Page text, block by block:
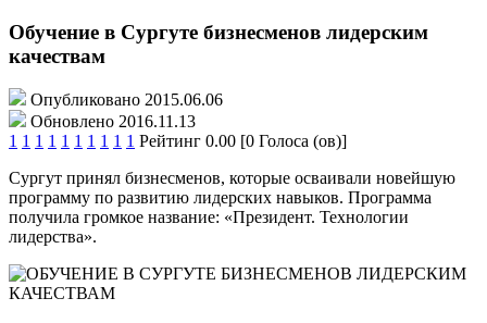
Обучение в Сургуте бизнесменов лидерским
качествам
Опубликовано 2015.06.06
Обновлено 2016.11.13
1 1 1 1 1 1 1 1 1 1 Рейтинг 0.00 [0 Голоса (ов)]
Сургут принял бизнесменов, которые осваивали новейшую
программу по развитию лидерских навыков. Программа
получила громкое название: «Президент. Технологии
лидерства».